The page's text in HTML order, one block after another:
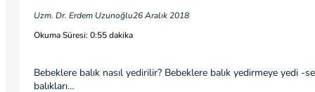
Uzm. Dr. Erdem Uzunoğlu26 Aralık 2018
Okuma Süresi: 0:55 dakika
Bebeklere balık nasıl yedirilir? Bebeklere balık yedirmeye
balıkları…